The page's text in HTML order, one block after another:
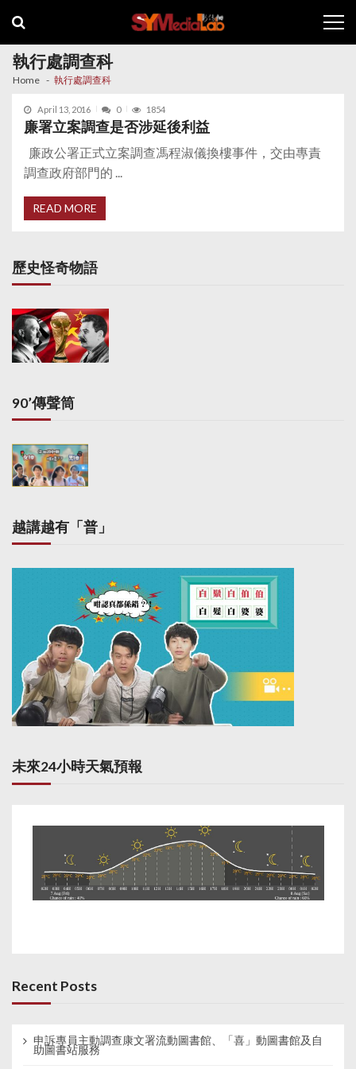
navigation
content
執行處調查科
Home 執行處調查科
April 13, 2016 0 1854
廉署立案調查是否涉延後利益
廉政公署正式立案調查馮程淑儀換樓事件，交由專責
調查政府部門的 ...
READ MORE
歷史怪奇物語
90’傳聲筒
越講越有「普」
未來24小時天氣預報
Recent Posts
申訴專員主動調查康文署流動圖書館、「喜」動圖書館及自
助圖書站服務